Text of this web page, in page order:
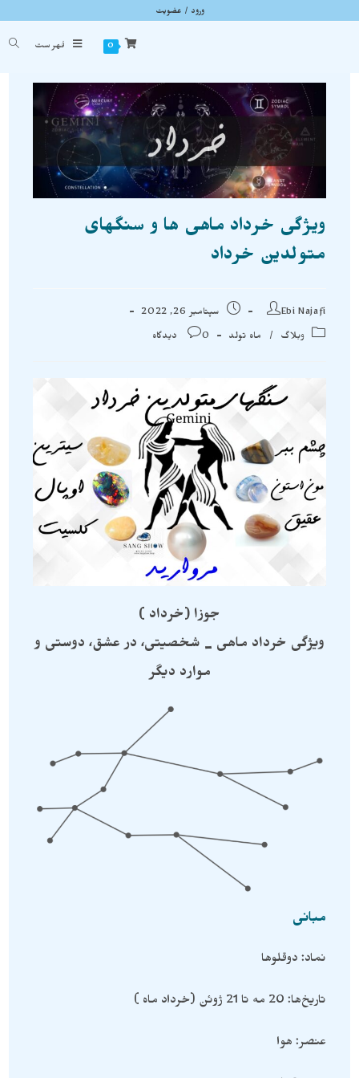
ورود / عضویت
0 فهرستویژگی خرداد ماهی ها و سنگهای متولدین خرداد
ویژگی خرداد ماهی ها و سنگهای
متولدین خرداد
Ebi Najafi سپتامبر 26, 2022
وبلاگ / ماه تولد 0 دیدگاه
جوزا (خرداد )
ویژگی خرداد ماهی _ شخصیتی، در عشق، دوستی و
موارد دیگر
مبانی
نماد: دوقلوها
تاریخ‌ها: 20 مه تا 21 ژوئن (خرداد ماه )
عنصر: هوا